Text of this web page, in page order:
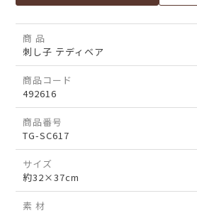
商 品
刺し子 テディベア
商品コード
492616
商品番号
TG-SC617
サイズ
約32×37cm
素 材